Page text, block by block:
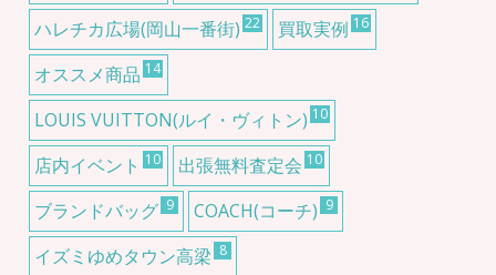
ハレチカ広場(岡山一番街) 22 買取実例 16
オススメ商品 14
LOUIS VUITTON(ルイ・ヴィトン) 10
店内イベント 10 出張無料査定会 10
ブランドバッグ 9 COACH(コーチ) 9
イズミゆめタウン高梁 8